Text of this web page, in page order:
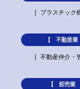
プラスチック
【 不動産業
不動産仲介・
【 卸売業